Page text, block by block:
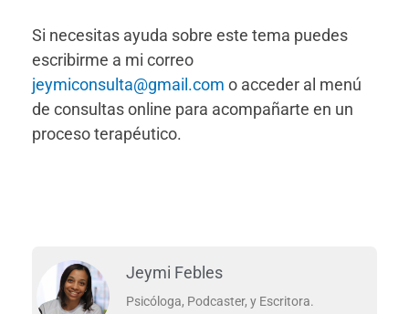
Si necesitas ayuda sobre este tema puedes
escribirme a mi correo
jeymiconsulta@gmail.com o acceder al menú
de consultas online para acompañarte en un
proceso terapéutico.
Jeymi Febles
Psicóloga, Podcaster, y Escritora.